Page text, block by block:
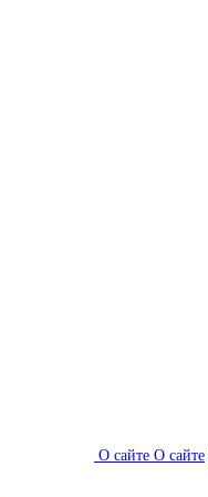
О сайте О сайте